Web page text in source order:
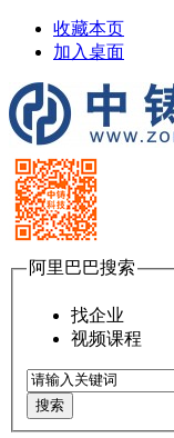
收藏本页
加入桌面
阿里巴巴搜索
找企业
视频课程
搜索